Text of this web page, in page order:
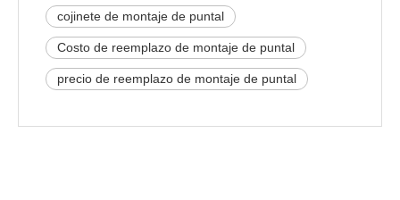
cojinete de montaje de puntal
Costo de reemplazo de montaje de puntal
precio de reemplazo de montaje de puntal